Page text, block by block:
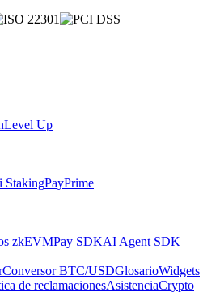
Level Up
StakingPayPrime
zkEVMPay SDKAI Agent SDK
Conversor BTC/USDGlosarioWidgets
de reclamacionesAsistenciaCrypto